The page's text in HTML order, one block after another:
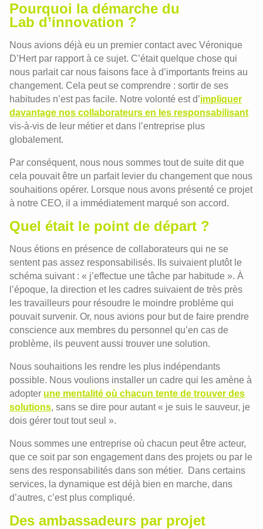
Pourquoi la démarche du
Lab d’innovation ?
Nous avions déjà eu un premier contact avec Véronique
D’Hert par rapport à ce sujet. C’était quelque chose qui
nous parlait car nous faisons face à d’importants freins au
changement. Cela peut se comprendre : sortir de ses
habitudes n’est pas facile. Notre volonté est d’impliquer
davantage nos collaborateurs en les responsabilisant
vis-à-vis de leur métier et dans l’entreprise plus
globalement.
Par conséquent, nous nous sommes tout de suite dit que
cela pouvait être un parfait levier du changement que nous
souhaitions opérer. Lorsque nous avons présenté ce projet
à notre CEO, il a immédiatement marqué son accord.
Quel était le point de départ ?
Nous étions en présence de collaborateurs qui ne se
sentent pas assez responsabilisés. Ils suivaient plutôt le
schéma suivant : « j’effectue une tâche par habitude ». À
l’époque, la direction et les cadres suivaient de très près
les travailleurs pour résoudre le moindre problème qui
pouvait survenir. Or, nous avions pour but de faire prendre
conscience aux membres du personnel qu’en cas de
problème, ils peuvent aussi trouver une solution.
Nous souhaitions les rendre les plus indépendants
possible. Nous voulions installer un cadre qui les amène à
adopter une mentalité où chacun tente de trouver des
solutions, sans se dire pour autant « je suis le sauveur, je
dois gérer tout tout seul ».
Nous sommes une entreprise où chacun peut être acteur,
que ce soit par son engagement dans des projets ou par le
sens des responsabilités dans son métier. Dans certains
services, la dynamique est déjà bien en marche, dans
d’autres, c’est plus compliqué.
Des ambassadeurs par projet